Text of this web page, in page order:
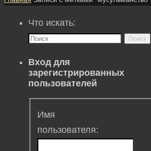
Что искать:
Поиск
Вход для
зарегистрированных
пользователей
Имя
пользователя: